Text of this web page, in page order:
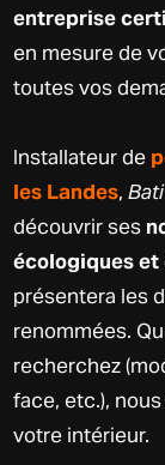
entreprise
en mesure de
toutes vos
Installateur de
les Landes,
découvrir ses
écologiques
présentera les
renommées.
recherchez
face, etc.),
votre intérieur.